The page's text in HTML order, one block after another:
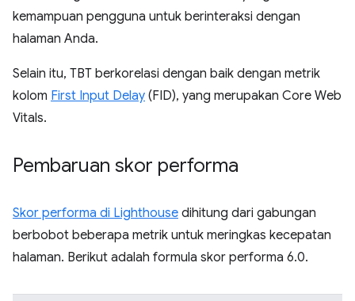
kemampuan pengguna untuk berinteraksi dengan
halaman Anda.
Selain itu, TBT berkorelasi dengan baik dengan metrik
kolom First Input Delay (FID), yang merupakan Core Web
Vitals.
Pembaruan skor performa
Skor performa di Lighthouse dihitung dari gabungan
berbobot beberapa metrik untuk meringkas kecepatan
halaman. Berikut adalah formula skor performa 6.0.